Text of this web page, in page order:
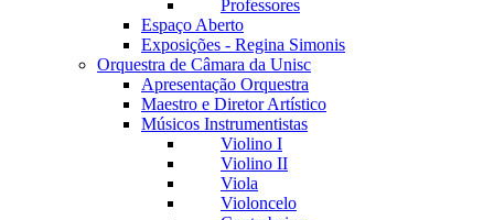
Professores
Espaço Aberto
Exposições - Regina Simonis
Orquestra de Câmara da Unisc
Apresentação Orquestra
Maestro e Diretor Artístico
Músicos Instrumentistas
Violino I
Violino II
Viola
Violoncelo